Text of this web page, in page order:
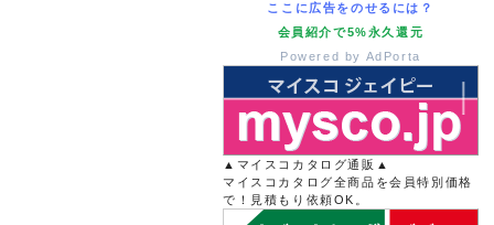
ここに広告をのせるには？
会員紹介で5%永久還元
Powered by AdPorta
▲マイスコカタログ通販▲
マイスコカタログ全商品を会員特別価格
で！見積もり依頼OK。